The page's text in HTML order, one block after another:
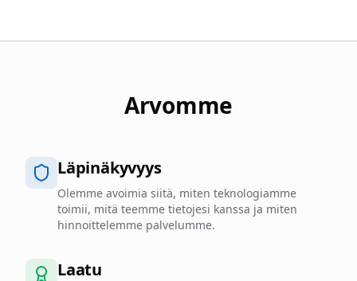
Arvomme
Läpinäkyvyys
Olemme avoimia siitä, miten teknologiamme
toimii, mitä teemme tietojesi kanssa ja miten
hinnoittelemme palvelumme.
Laatu